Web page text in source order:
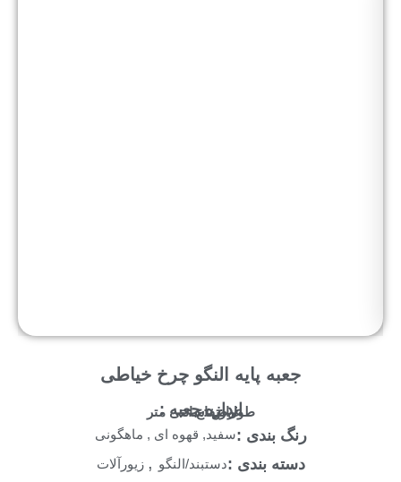
جعبه پایه النگو چرخ خیاطی
اندازه جعبه :
طول :
عرض :
ارتفاع :سانتی متر
سفید, قهوه ای , ماهگونیرنگ بندی :
دستبند/النگو , زیورآلات دسته بندی :